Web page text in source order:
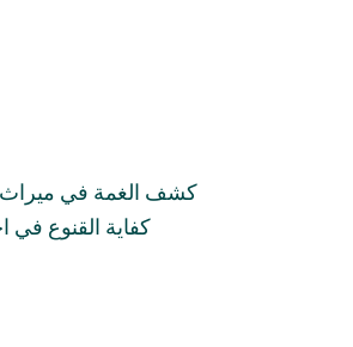
كشف الغمة في ميراث
كفاية القنوع في